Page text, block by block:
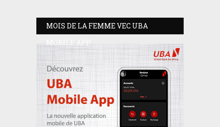
MOIS DE LA FEMME VEC UBA
MOBILE APP